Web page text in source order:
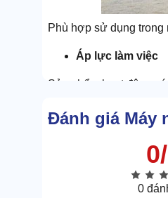
Phù hợp sử dụng trong
Áp lực làm việc
Sản phẩm hoạt động
Máy bơm khí nén
Dung tích bình
Đánh giá Máy
0